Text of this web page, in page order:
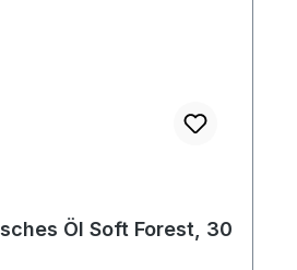
Öl Soft Forest, 30